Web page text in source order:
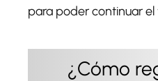
para poder continuar el
¿Cómo